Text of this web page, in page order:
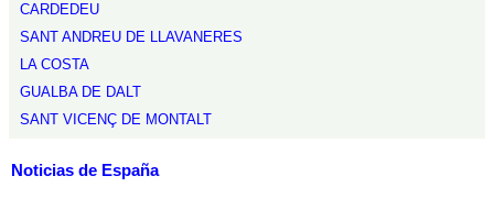
CARDEDEU
SANT ANDREU DE LLAVANERES
LA COSTA
GUALBA DE DALT
SANT VICENÇ DE MONTALT
Noticias de España